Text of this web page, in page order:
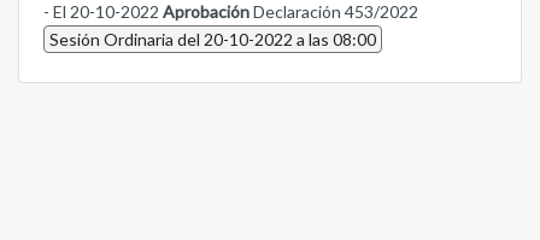
- El 20-10-2022 AprobaciónDeclaración 453/2022
Sesión Ordinaria del 20-10-2022 a las 08:00